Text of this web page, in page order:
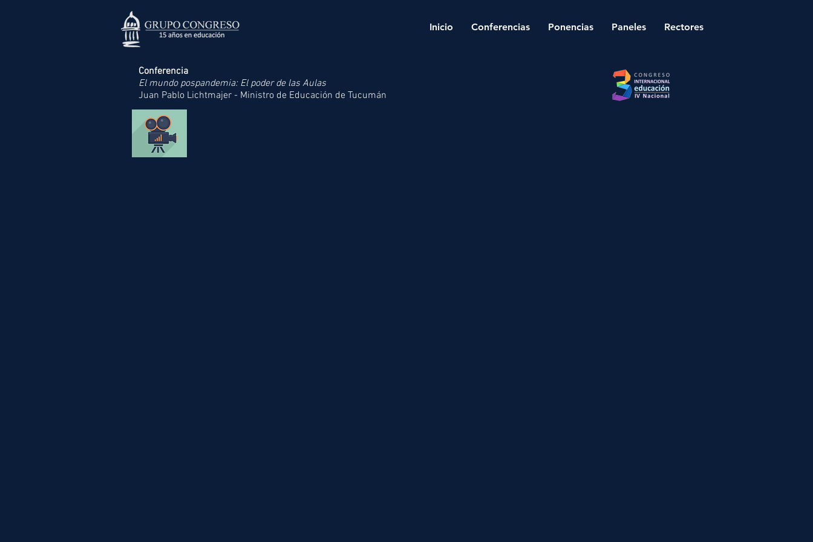
Inicio Conferencias Ponencias Paneles Rectores
Conferencia
El mundo pospandemia: El poder de las Aulas
Juan Pablo Lichtmajer - Ministro de Educación de Tucumán